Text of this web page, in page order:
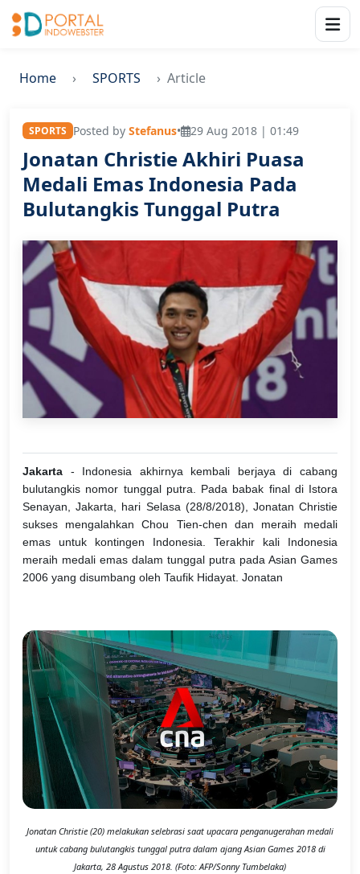
Home SPORTS Article
SPORTS Posted by Stefanus• 29 Aug 2018 | 01:49
Jonatan Christie Akhiri Puasa
Medali Emas Indonesia Pada
Bulutangkis Tunggal Putra
Jakarta - Indonesia akhirnya kembali berjaya di cabang
bulutangkis nomor tunggal putra. Pada babak final di Istora
Senayan, Jakarta, hari Selasa (28/8/2018), Jonatan Christie
sukses mengalahkan Chou Tien-chen dan meraih medali
emas untuk kontingen Indonesia. Terakhir kali Indonesia
meraih medali emas dalam tunggal putra pada Asian Games
2006 yang disumbang oleh Taufik Hidayat. Jonatan
Jonatan Christie (20) melakukan selebrasi saat upacara penganugerahan medali
untuk cabang bulutangkis tunggal putra dalam ajang Asian Games 2018 di
Jakarta, 28 Agustus 2018. (Foto: AFP/Sonny Tumbelaka)